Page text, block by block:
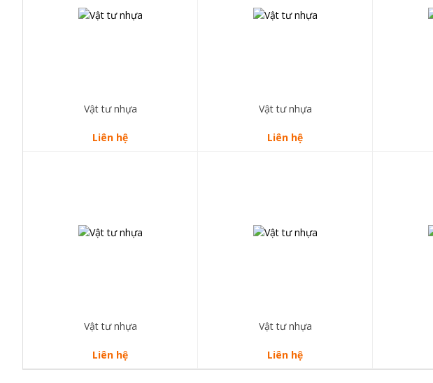
Vật tư nhựa
Liên hệ
Vật tư nhựa
Liên hệ
Vật tư nhựa
Liên hệ
Vật tư nhựa
Liên hệ